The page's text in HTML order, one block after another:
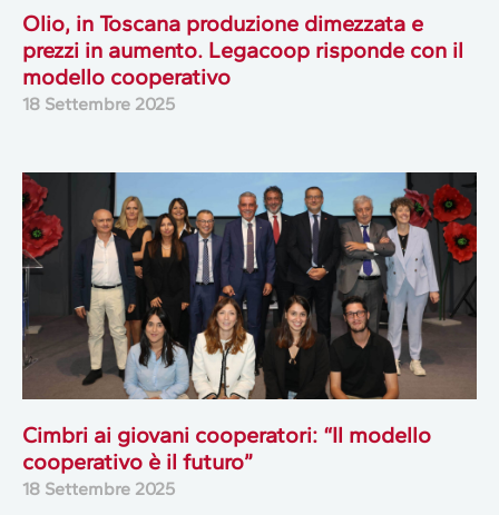
Olio, in Toscana produzione dimezzata e
prezzi in aumento. Legacoop risponde con il
modello cooperativo
18 Settembre 2025
Cimbri ai giovani cooperatori: “Il modello
cooperativo è il futuro”
18 Settembre 2025